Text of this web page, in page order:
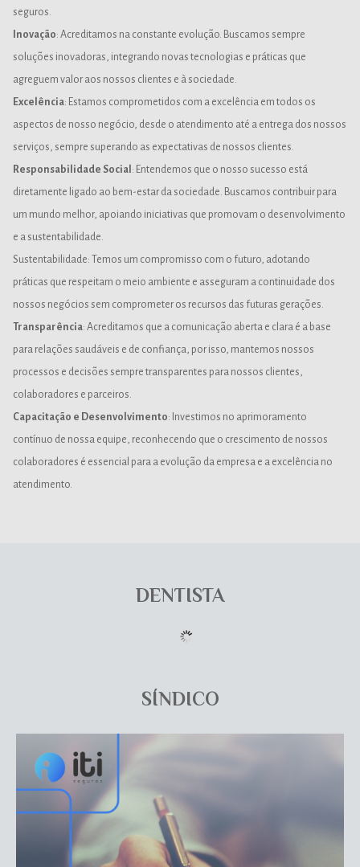
seguros.
Inovação: Acreditamos na constante evolução. Buscamos sempre
soluções inovadoras, integrando novas tecnologias e práticas que
agreguem valor aos nossos clientes e à sociedade.
Excelência: Estamos comprometidos com a excelência em todos os
aspectos de nosso negócio, desde o atendimento até a entrega dos nossos
serviços, sempre superando as expectativas de nossos clientes.
Responsabilidade Social : Entendemos que o nosso sucesso está
diretamente ligado ao bem-estar da sociedade. Buscamos contribuir para
um mundo melhor, apoiando iniciativas que promovam o desenvolvimento
e a sustentabilidade.
Sustentabilidade: Temos um compromisso com o futuro, adotando
práticas que respeitam o meio ambiente e asseguram a continuidade dos
nossos negócios sem comprometer os recursos das futuras gerações.
Transparência: Acreditamos que a comunicação aberta e clara é a base
para relações saudáveis e de confiança, por isso, mantemos nossos
processos e decisões sempre transparentes para nossos clientes,
colaboradores e parceiros.
Capacitação e Desenvolvimento: Investimos no aprimoramento
contínuo de nossa equipe, reconhecendo que o crescimento de nossos
colaboradores é essencial para a evolução da empresa e a excelência no
atendimento.
DENTISTA
SÍNDICO